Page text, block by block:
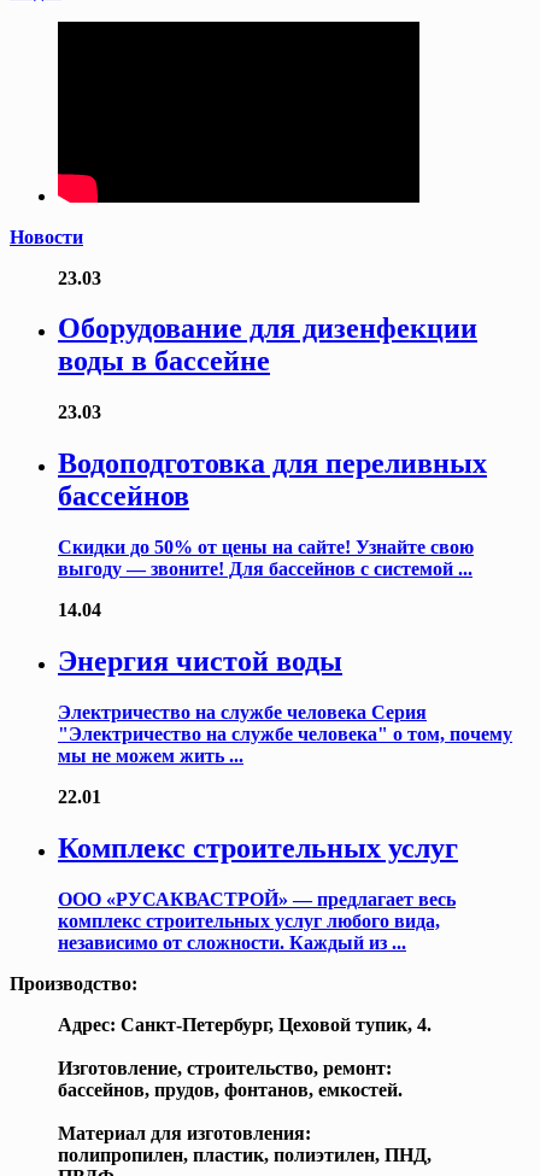
Новости
23.03
Оборудование для дизенфекции
воды в бассейне
23.03
Водоподготовка для переливных
бассейнов
Скидки до 50% от цены на сайте! Узнайте свою
выгоду — звоните! Для бассейнов с системой ...
14.04
Энергия чистой воды
Электричество на службе человека Серия
"Электричество на службе человека" о том, почему
мы не можем жить ...
22.01
Комплекс строительных услуг
ООО «РУСАКВАСТРОЙ» — предлагает весь
комплекс строительных услуг любого вида,
независимо от сложности. Каждый из ...
Производство:
Адрес: Санкт-Петербург, Цеховой тупик, 4.
Изготовление, строительство, ремонт:
бассейнов, прудов, фонтанов, емкостей.
Материал для изготовления:
полипропилен, пластик, полиэтилен, ПНД,